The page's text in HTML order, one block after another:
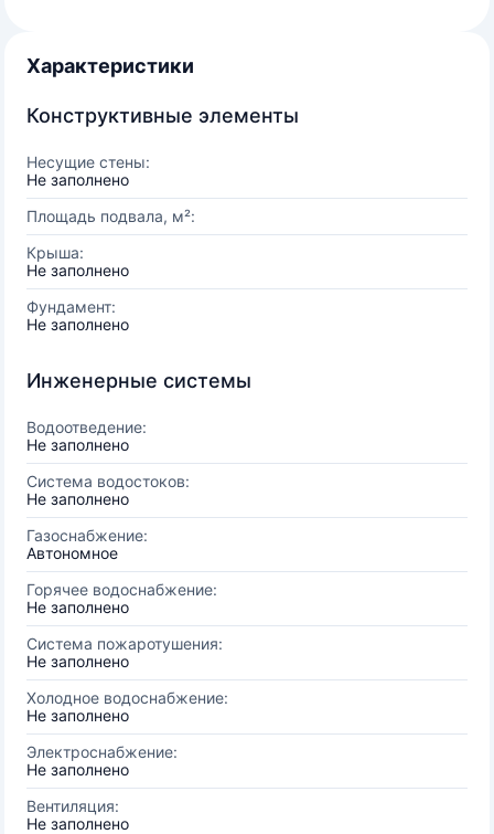
Характеристики
Конструктивные элементы
Несущие стены:
Не заполнено
Площадь подвала, м²:
Крыша:
Не заполнено
Фундамент:
Не заполнено
Инженерные системы
Водоотведение:
Не заполнено
Система водостоков:
Не заполнено
Газоснабжение:
Автономное
Горячее водоснабжение:
Не заполнено
Система пожаротушения:
Не заполнено
Холодное водоснабжение:
Не заполнено
Электроснабжение:
Не заполнено
Вентиляция:
Не заполнено